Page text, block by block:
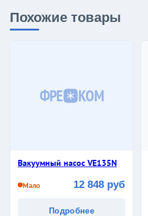
Похожие товары
ФРЕ КОМ
Вакуумный насос VE135N
Мало 12 848 руб
Подробнее